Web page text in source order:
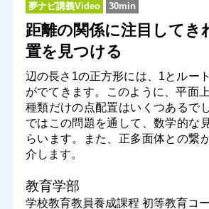
夢ナビ講義Video 30min
距離の関係に注目してき
置を見つける
辺の長さ1の正方形には、1とルー
がでてきます。このように、平面
種類だけの点配置はいくつあるで
ではこの問題を通して、数学的な
らいます。また、正多面体との繋
介します。
教育学部
学校教育教員養成課程 初等教育コ